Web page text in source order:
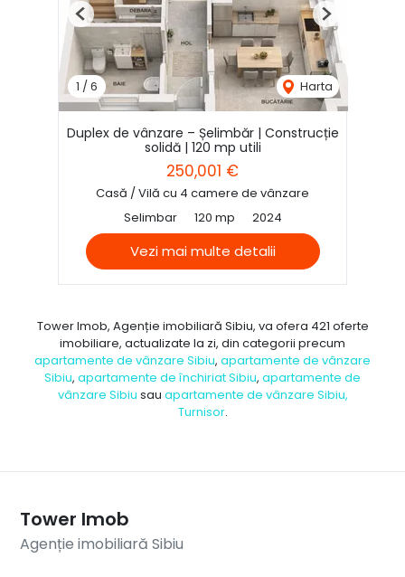
1 /6 Harta
Previous Next
Duplex de vânzare – Șelimbăr | Construcție
solidă | 120 mp utili
250,001 €
Casă / Vilă cu 4 camere de vânzare
Selimbar
120 mp 2024
Vezi mai multe detalii
Tower Imob, Agenție imobiliară Sibiu, va ofera 421 oferte
imobiliare, actualizate la zi, din categorii precum
apartamente de vânzare Sibiu, apartamente de vânzare
Sibiu, apartamente de închiriat Sibiu, apartamente de
vânzare Sibiu sau apartamente de vânzare Sibiu,
Turnisor.
Tower Imob
Agenție imobiliară Sibiu